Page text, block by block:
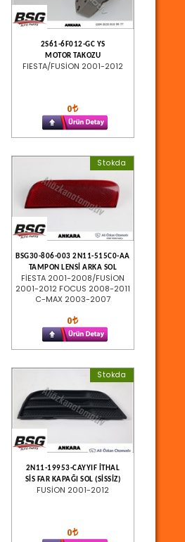
2S61-6F012-GC YS
MOTOR TAKOZU
FIESTA/FUSİON 2001-2012
0
Stokda
BSG30-806-003 2N11-515C0-AA
TAMPON LENSİ ARKA SOL
FİESTA 2001-2008/FUSİON
2001-2012 FOCUS 2008-2011
C-MAX 2003-2007
0
Stokda
2N11-19953-CAYYIF İTHAL
SİS FAR KAPAĞI SOL (SİSSİZ)
FUSİON 2001-2012
0